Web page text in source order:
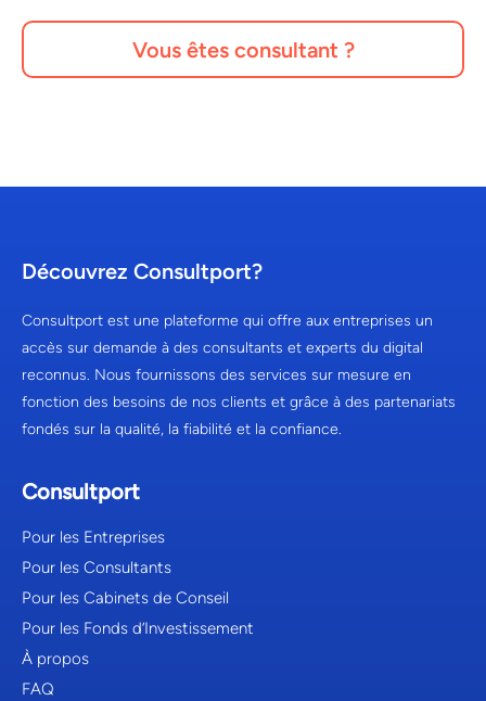
Vous êtes consultant ?
Découvrez Consultport?
Consultport est une plateforme qui offre aux entreprises un
accès sur demande à des consultants et experts du digital
reconnus. Nous fournissons des services sur mesure en
fonction des besoins de nos clients et grâce à des partenariats
fondés sur la qualité, la fiabilité et la confiance.
Consultport
Pour les Entreprises
Pour les Consultants
Pour les Cabinets de Conseil
Pour les Fonds d’Investissement
À propos
FAQ